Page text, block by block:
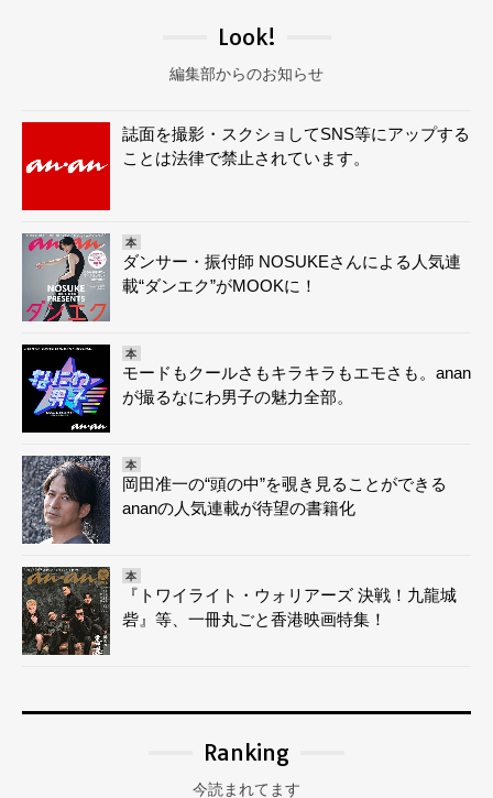
Look!
編集部からのお知らせ
誌面を撮影・スクショしてSNS等にアップする
ことは法律で禁止されています。
本
ダンサー・振付師 NOSUKEさんによる人気連
載“ダンエク”がMOOKに！
本
モードもクールさもキラキラもエモさも。anan
が撮るなにわ男子の魅力全部。
本
岡田准一の“頭の中”を覗き見ることができる
ananの人気連載が待望の書籍化
本
『トワイライト・ウォリアーズ 決戦！九龍城
砦』等、一冊丸ごと香港映画特集！
Ranking
今読まれてます